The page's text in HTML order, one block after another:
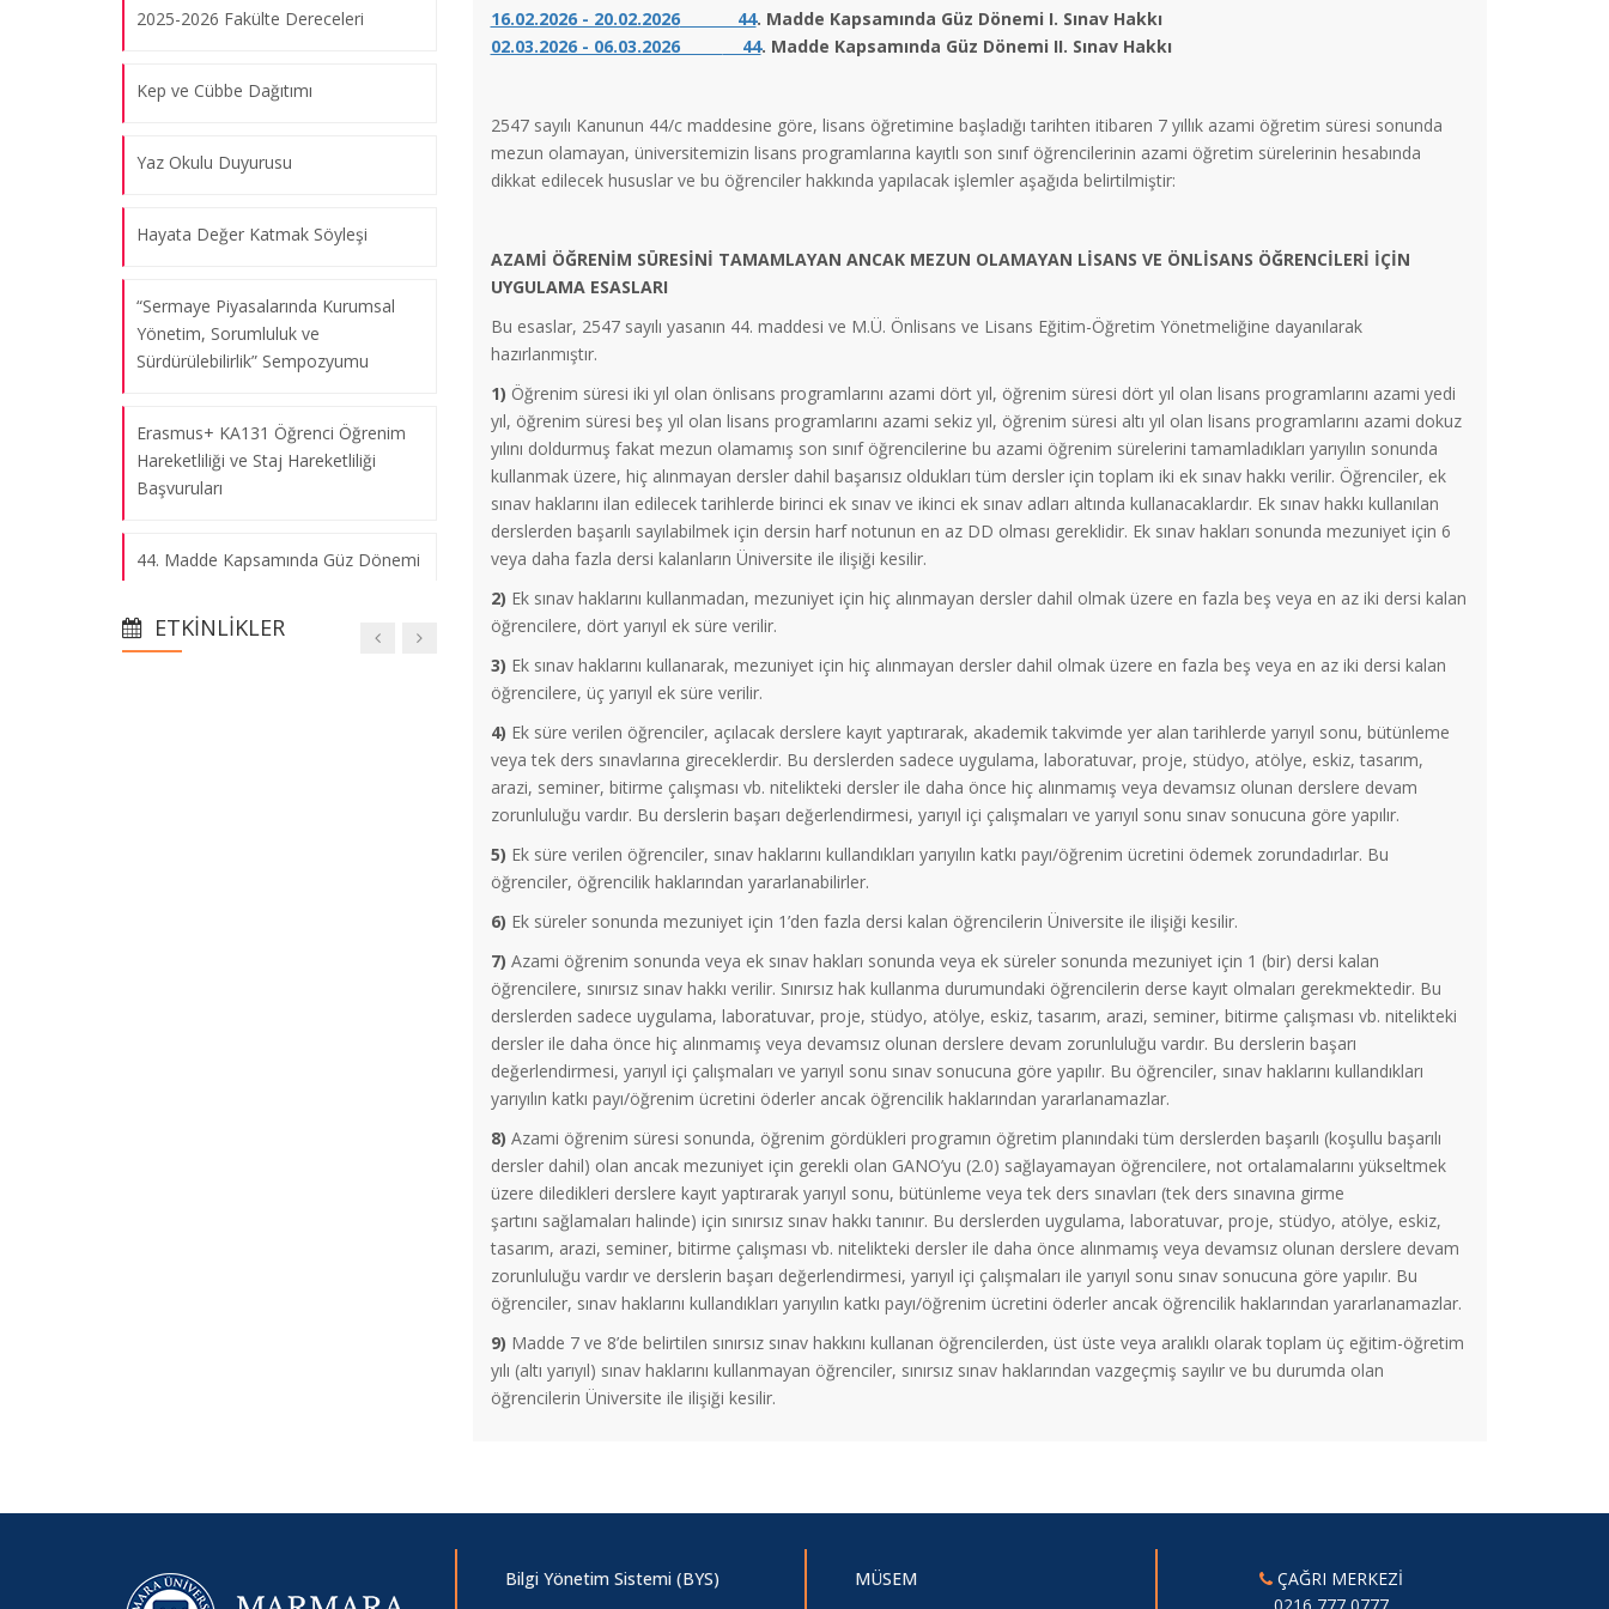
16.02.2026 - 20.02.202644. Madde Kapsamında Güz Dönemi I. Sınav Hakkı
02.03.2026 - 06.03.2026
44. Madde Kapsamında Güz Dönemi II. Sınav Hakkı
2547 sayılı Kanunun 44/c maddesine göre, lisans öğretimine başladığı tarihten itibaren 7 yıllık azami öğretim süresi sonunda
mezun olamayan, üniversitemizin lisans programlarına kayıtlı son sınıf öğrencilerinin azami öğretim sürelerinin hesabında
dikkat edilecek hususlar ve bu öğrenciler hakkında yapılacak işlemler aşağıda belirtilmiştir:
AZAMİ ÖĞRENİM SÜRESİNİ TAMAMLAYAN ANCAK MEZUN OLAMAYAN LİSANS VE ÖNLİSANS ÖĞRENCİLERİ İÇİN
UYGULAMA ESASLARI
Bu esaslar, 2547 sayılı yasanın 44. maddesi ve M.Ü. Önlisans ve Lisans Eğitim-Öğretim Yönetmeliğine dayanılarak
hazırlanmıştır.
1) Öğrenim süresi iki yıl olan önlisans programlarını azami dört yıl, öğrenim süresi dört yıl olan lisans programlarını azami yedi
yıl, öğrenim süresi beş yıl olan lisans programlarını azami sekiz yıl, öğrenim süresi altı yıl olan lisans programlarını azami dokuz
yılını doldurmuş fakat mezun olamamış son sınıf öğrencilerine bu azami öğrenim sürelerini tamamladıkları yarıyılın sonunda
kullanmak üzere, hiç alınmayan dersler dahil başarısız oldukları tüm dersler için toplam iki ek sınav hakkı verilir. Öğrenciler, ek
sınav haklarını ilan edilecek tarihlerde birinci ek sınav ve ikinci ek sınav adları altında kullanacaklardır. Ek sınav hakkı kullanılan
derslerden başarılı sayılabilmek için dersin harf notunun en az DD olması gereklidir. Ek sınav hakları sonunda mezuniyet için 6
veya daha fazla dersi kalanların Üniversite ile ilişiği kesilir.
2) Ek sınav haklarını kullanmadan, mezuniyet için hiç alınmayan dersler dahil olmak üzere en fazla beş veya en az iki dersi kalan
öğrencilere, dört yarıyıl ek süre verilir.
3) Ek sınav haklarını kullanarak, mezuniyet için hiç alınmayan dersler dahil olmak üzere en fazla beş veya en az iki dersi kalan
öğrencilere, üç yarıyıl ek süre verilir.
4) Ek süre verilen öğrenciler, açılacak derslere kayıt yaptırarak, akademik takvimde yer alan tarihlerde yarıyıl sonu, bütünleme
veya tek ders sınavlarına gireceklerdir. Bu derslerden sadece uygulama, laboratuvar, proje, stüdyo, atölye, eskiz, tasarım,
arazi, seminer, bitirme çalışması vb. nitelikteki dersler ile daha önce hiç alınmamış veya devamsız olunan derslere devam
zorunluluğu vardır. Bu derslerin başarı değerlendirmesi, yarıyıl içi çalışmaları ve yarıyıl sonu sınav sonucuna göre yapılır.
5) Ek süre verilen öğrenciler, sınav haklarını kullandıkları yarıyılın katkı payı/öğrenim ücretini ödemek zorundadırlar. Bu
öğrenciler, öğrencilik haklarından yararlanabilirler.
6) Ek süreler sonunda mezuniyet için 1’den fazla dersi kalan öğrencilerin Üniversite ile ilişiği kesilir.
7) Azami öğrenim sonunda veya ek sınav hakları sonunda veya ek süreler sonunda mezuniyet için 1 (bir) dersi kalan
öğrencilere, sınırsız sınav hakkı verilir. Sınırsız hak kullanma durumundaki öğrencilerin derse kayıt olmaları gerekmektedir. Bu
derslerden sadece uygulama, laboratuvar, proje, stüdyo, atölye, eskiz, tasarım, arazi, seminer, bitirme çalışması vb. nitelikteki
dersler ile daha önce hiç alınmamış veya devamsız olunan derslere devam zorunluluğu vardır. Bu derslerin başarı
değerlendirmesi, yarıyıl içi çalışmaları ve yarıyıl sonu sınav sonucuna göre yapılır. Bu öğrenciler, sınav haklarını kullandıkları
yarıyılın katkı payı/öğrenim ücretini öderler ancak öğrencilik haklarından yararlanamazlar.
8) Azami öğrenim süresi sonunda, öğrenim gördükleri programın öğretim planındaki tüm derslerden başarılı (koşullu başarılı
dersler dahil) olan ancak mezuniyet için gerekli olan GANO’yu (2.0) sağlayamayan öğrencilere, not ortalamalarını yükseltmek
üzere diledikleri derslere kayıt yaptırarak yarıyıl sonu, bütünleme veya tek ders sınavları (tek ders sınavına girme
şartını sağlamaları halinde) için sınırsız sınav hakkı tanınır. Bu derslerden uygulama, laboratuvar, proje, stüdyo, atölye, eskiz,
tasarım, arazi, seminer, bitirme çalışması vb. nitelikteki dersler ile daha önce alınmamış veya devamsız olunan derslere devam
zorunluluğu vardır ve derslerin başarı değerlendirmesi, yarıyıl içi çalışmaları ile yarıyıl sonu sınav sonucuna göre yapılır. Bu
öğrenciler, sınav haklarını kullandıkları yarıyılın katkı payı/öğrenim ücretini öderler ancak öğrencilik haklarından yararlanamazlar.
9) Madde 7 ve 8’de belirtilen sınırsız sınav hakkını kullanan öğrencilerden, üst üste veya aralıklı olarak toplam üç eğitim-öğretim
yılı (altı yarıyıl) sınav haklarını kullanmayan öğrenciler, sınırsız sınav haklarından vazgeçmiş sayılır ve bu durumda olan
öğrencilerin Üniversite ile ilişiği kesilir.
2025-2026 Fakülte Dereceleri
Kep ve Cübbe Dağıtımı
Yaz Okulu Duyurusu
Hayata Değer Katmak Söyleşi
“Sermaye Piyasalarında Kurumsal
Yönetim, Sorumluluk ve
Sürdürülebilirlik” Sempozyumu
Erasmus+ KA131 Öğrenci Öğrenim
Hareketliliği ve Staj Hareketliliği
Başvuruları
44. Madde Kapsamında Güz Dönemi
2025-2026 Bahar Dönemi Ders
Duyurusu
ETKINLIKLER
Bilgi Yönetim Sistemi (BYS) MÜSEM
ÇAĞRI MERKEZİ